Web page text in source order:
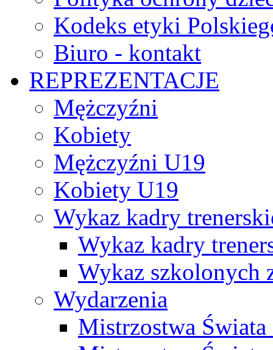
Kodeks etyki
Biuro - kontakt
REPREZENTACJE
Mężczyźni
Kobiety
Mężczyźni U19
Kobiety U19
Wykaz kadry
Wykaz kadry
Wykaz szkolonych
Wydarzenia
Mistrzostwa